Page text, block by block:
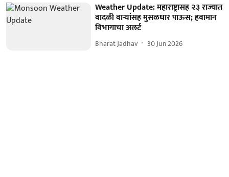
Weather Update: महाराष्ट्रासह २३ राज्यात
वादळी वाऱ्यांसह मुसळधार पाऊस; हवामान
विभागाचा अलर्ट
Bharat Jadhav 30 Jun 2026